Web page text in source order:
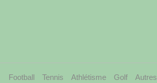
Football Tennis Athlétisme Golf Autres